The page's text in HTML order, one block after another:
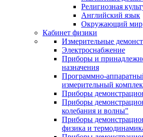
Религиозная
Английский язык
Окружающий мир
Кабинет физики
Измерительные
Электроснабжение
Приборы и
назначения
Программно-
измерительный
Приборы
Приборы
колебания и волны"
Приборы
физика и